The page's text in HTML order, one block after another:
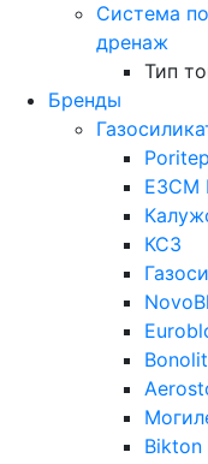
Система
дренаж
Тип
Бренды
Poritep
ЕЗСМ
КСЗ
Bonolit
Bikton